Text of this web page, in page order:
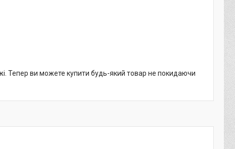
Тепер ви можете купити будь-який товар не покидаючи